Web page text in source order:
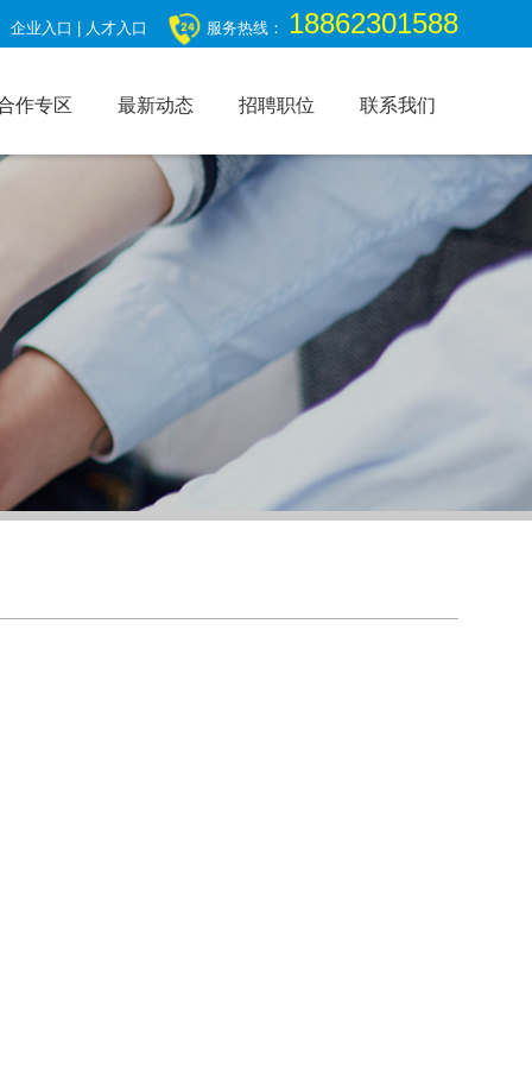
企业入口 人才入口 服务热线： 18862301588
作专区 最新动态 招聘职位 联系我们